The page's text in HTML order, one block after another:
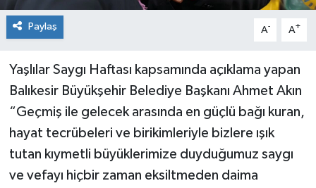
Paylaş A- A+
Yaşlılar Saygı Haftası kapsamında açıklama yapan
Balıkesir Büyükşehir Belediye Başkanı Ahmet Akın
“Geçmiş ile gelecek arasında en güçlü bağı kuran,
hayat tecrübeleri ve birikimleriyle bizlere ışık
tutan kıymetli büyüklerimize duyduğumuz saygı
ve vefayı hiçbir zaman eksiltmeden daima